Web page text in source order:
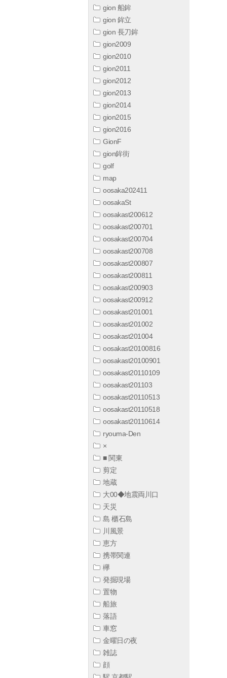
gion 船鉾
gion 鉾立
gion 長刀鉾
gion2009
gion2010
gion2011
gion2012
gion2013
gion2014
gion2015
gion2016
GionF
gion鉾街
golf
map
oosaka202411
oosakaSt
oosakast200612
oosakast200701
oosakast200704
oosakast200708
oosakast200807
oosakast200811
oosakast200903
oosakast200912
oosakast201001
oosakast201002
oosakast201004
oosakast20100816
oosakast20100901
oosakast20110109
oosakast201103
oosakast20110513
oosakast20110518
oosakast20110614
ryouma-Den
×
■ 関東
剪定
地蔵
大00◆地震両川口
天災
島 櫃石島
川風景
恵方
携帯関連
欅
発掘現場
置物
船旅
落語
車窓
金曜日の夜
雑誌
顔